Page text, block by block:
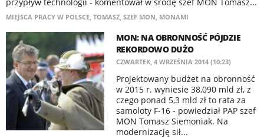
MIEJSCA PRACY W POLSCE, TOMASZ, SZEF MON, MONAMI
MON: NA OBRONNOŚĆ PÓJDZIE
REKORDOWO DUŻO
CZWARTEK, 4 WRZEŚNIA 2014 (10:23)
Projektowany budżet na obronność
w 2015 r. wyniesie 38,090 mld zł, z
czego ponad 5,3 mld zł to rata za
samoloty F-16 - powiedział PAP szef
MON Tomasz Siemoniak. Na
modernizację sił...